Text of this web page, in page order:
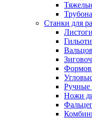
Станки для
Ножи